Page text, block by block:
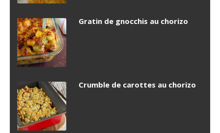
Gratin de gnocchis au chorizo
Crumble de carottes au chorizo